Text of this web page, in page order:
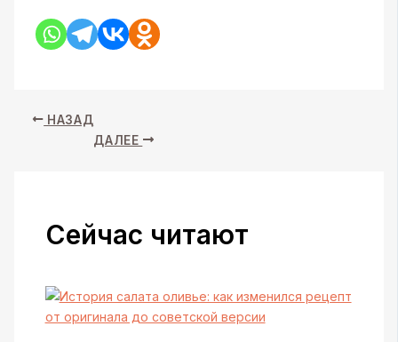
НАЗАД
ДАЛЕЕ
Сейчас читают